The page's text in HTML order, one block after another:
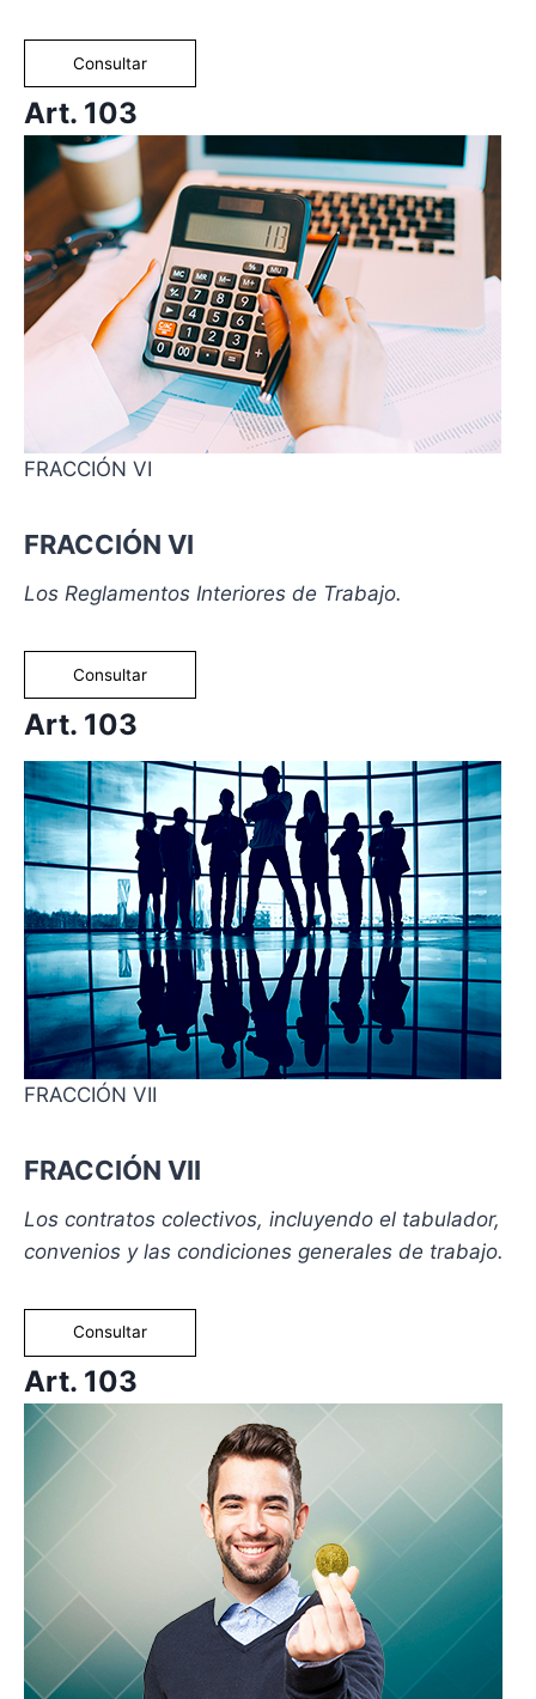
Consultar
Art. 103
FRACCIÓN VI
FRACCIÓN VI
Los Reglamentos Interiores de Trabajo.
Consultar
Art. 103
FRACCIÓN VII
FRACCIÓN VII
Los contratos colectivos, incluyendo el tabulador,
convenios y las condiciones generales de trabajo.
Consultar
Art. 103